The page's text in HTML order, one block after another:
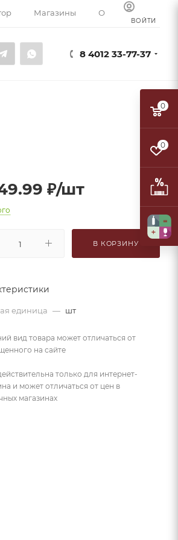
Магазины О компании
ВОЙТИ
8 4012 33-77-37
₽/шт
В КОРЗИНУ
единица — шт
вид товара может отличаться от
на сайте
только для интернет-
и может отличаться от цен в
магазинах
0
0